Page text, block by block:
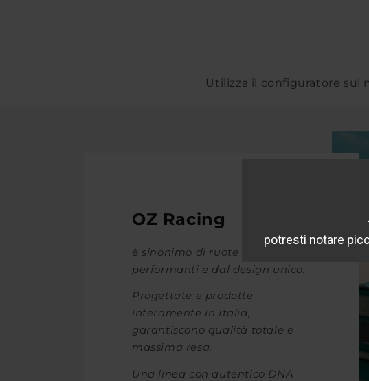
Utilizza il configuratore sul
OZ Racing
è sinonimo di ruote leggere,
performanti e dal design unico.
Progettate e prodotte
interamente in Italia,
garantiscono qualità totale e
massima resa.
Una linea con autentico DNA